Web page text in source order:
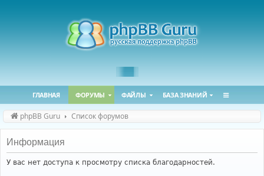
ГЛАВНАЯ ФОРУМЫ ФАЙЛЫ БАЗА ЗНАНИЙ
phpBB Guru Список форумов
Информация
У вас нет доступа к просмотру списка благодарностей.